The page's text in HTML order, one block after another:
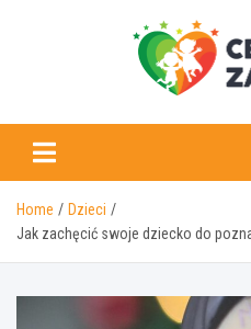
Home
Dzieci
Jak zachęcić swoje dziecko do